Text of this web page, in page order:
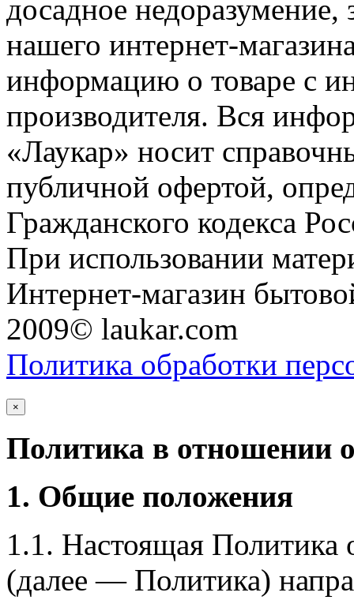
досадное недоразумение,
нашего интернет-
информацию о товаре с
производителя. Вся
«Лаукар» носит
публичной офертой,
Гражданского кодекса
При использовании
Интернет-магазин
2009© laukar.com
Политика обработки
×
Политика в отношении
1. Общие положения
1.1. Настоящая Политика
(далее — Политика)